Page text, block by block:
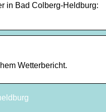
in Bad Colberg-Heldburg:
Wetterbericht.